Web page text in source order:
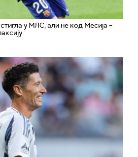
у МЛС, али не код Месија –